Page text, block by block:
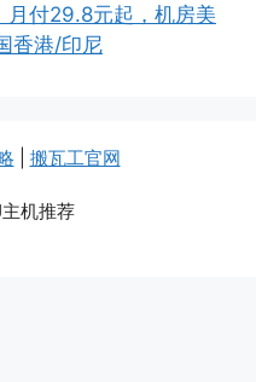
月付29.8元起，机房美
香港/印尼
搬瓦工官网
机推荐